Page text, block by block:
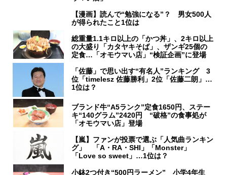
【漫画】読んで“勉強になる”？ 男女500人
が得られたこと1位は
総重量1.1キロ以上の「かつ丼」、2キロ以上
の大盛り「カタヤキそば」、ザンギ25個の
定食…「オモウマい店」“検証企画”に登場
「佐藤」で思い出す“有名人”ランキング 3
位「timelesz 佐藤勝利」2位「佐藤二朗」…
1位は？
ブランド牛“A5ランク”定食1650円、ステー
キ“140グラム”2420円 “破格”の食事処が
「オモウマい店」登場
【嵐】ファンが投票で選ぶ「人気曲ランキン
グ」 「A・RA・SHI」「Monster」
「Love so sweet」…1位は？
小鉢2つ付き“500円ラーメン” 小学4年生